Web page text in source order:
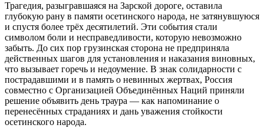
Трагедия, разыгравшаяся на Зарской дороге, оставила
глубокую рану в памяти осетинского народа, не затянувшуюся
и спустя более трёх десятилетий. Эти события стали
символом боли и несправедливости, которую невозможно
забыть. До сих пор грузинская сторона не предприняла
действенных шагов для установления и наказания виновных,
что вызывает горечь и недоумение. В знак солидарности с
пострадавшими и в память о невинных жертвах, Россия
совместно с Организацией Объединённых Наций приняли
решение объявить день траура — как напоминание о
перенесённых страданиях и дань уважения стойкости
осетинского народа.